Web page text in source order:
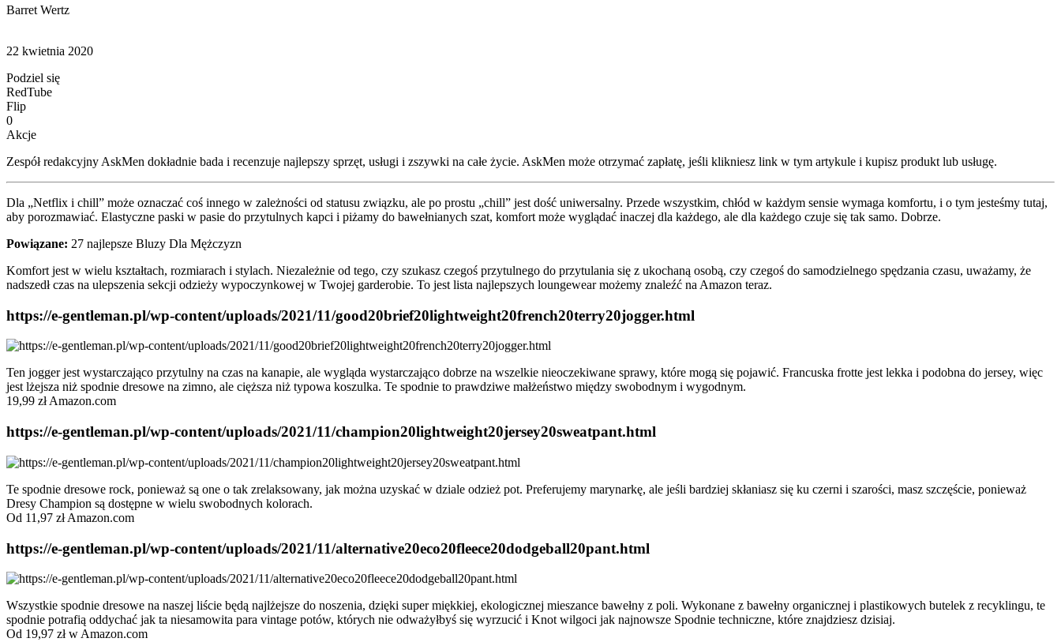
Barret Wertz
22 kwietnia 2020
Podziel się
RedTube
Flip
0
Akcje
Zespół redakcyjny AskMen dokładnie bada i recenzuje najlepszy sprzęt, usługi i zszywki na całe życie. AskMen może otrzymać zapłatę, jeśli klikniesz link w tym artykule i kupisz produkt lub usługę.
Dla „Netflix i chill” może oznaczać coś innego w zależności od statusu związku, ale po prostu „chill” jest dość uniwersalny. Przede wszystkim, chłód w każdym sensie wymaga komfortu, i o tym jesteśmy tutaj,
aby porozmawiać. Elastyczne paski w pasie do przytulnych kapci i piżamy do bawełnianych szat, komfort może wyglądać inaczej dla każdego, ale dla każdego czuje się tak samo. Dobrze.
Powiązane: 27 najlepsze Bluzy Dla Mężczyzn
Komfort jest w wielu kształtach, rozmiarach i stylach. Niezależnie od tego, czy szukasz czegoś przytulnego do przytulania się z ukochaną osobą, czy czegoś do samodzielnego spędzania czasu, uważamy, że
nadszedł czas na ulepszenia sekcji odzieży wypoczynkowej w Twojej garderobie. To jest lista najlepszych loungewear możemy znaleźć na Amazon teraz.
https://e-gentleman.pl/wp-content/uploads/2021/11/good20brief20lightweight20french20terry20jogger.html
Ten jogger jest wystarczająco przytulny na czas na kanapie, ale wygląda wystarczająco dobrze na wszelkie nieoczekiwane sprawy, które mogą się pojawić. Francuska frotte jest lekka i podobna do jersey, więc
jest lżejsza niż spodnie dresowe na zimno, ale cięższa niż typowa koszulka. Te spodnie to prawdziwe małżeństwo między swobodnym i wygodnym.
19,99 zł Amazon.com
https://e-gentleman.pl/wp-content/uploads/2021/11/champion20lightweight20jersey20sweatpant.html
Te spodnie dresowe rock, ponieważ są one o tak zrelaksowany, jak można uzyskać w dziale odzież pot. Preferujemy marynarkę, ale jeśli bardziej skłaniasz się ku czerni i szarości, masz szczęście, ponieważ
Dresy Champion są dostępne w wielu swobodnych kolorach.
Od 11,97 zł Amazon.com
https://e-gentleman.pl/wp-content/uploads/2021/11/alternative20eco20fleece20dodgeball20pant.html
Wszystkie spodnie dresowe na naszej liście będą najlżejsze do noszenia, dzięki super miękkiej, ekologicznej mieszance bawełny z poli. Wykonane z bawełny organicznej i plastikowych butelek z recyklingu, te
spodnie potrafią oddychać jak ta niesamowita para vintage potów, których nie odważyłbyś się wyrzucić i Knot wilgoci jak najnowsze Spodnie techniczne, które znajdziesz dzisiaj.
Od 19,97 zł w Amazon.com